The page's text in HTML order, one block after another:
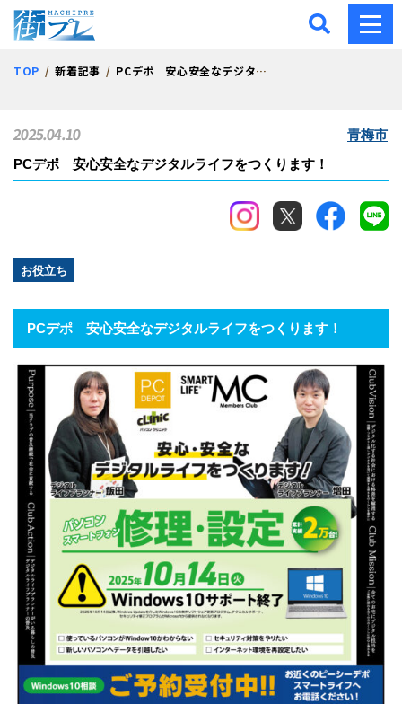
街プレ -東京・西多摩の
TOP 新着記事 PCデポ 安心安全なデジタルライフをつくります！
PCデポ 安心安全なデジタルライフをつくります！
お役立ち
2025.04.10 青梅市
PCデポ 安心安全なデジタルライフをつくります！